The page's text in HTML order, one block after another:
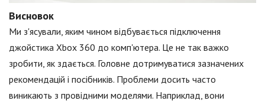
Висновок
Ми з'ясували, яким чином відбувається підключення
джойстика Xbox 360 до комп'ютера. Це не так важко
зробити, як здається. Головне дотримуватися зазначених
рекомендацій і посібників. Проблеми досить часто
виникають з провідними моделями. Наприклад, вони